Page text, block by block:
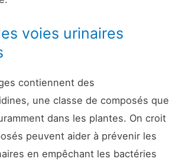
voies urinaires
contiennent des
une classe de composés que
dans les plantes. On croit
peuvent aider à prévenir les
en empêchant les bactéries